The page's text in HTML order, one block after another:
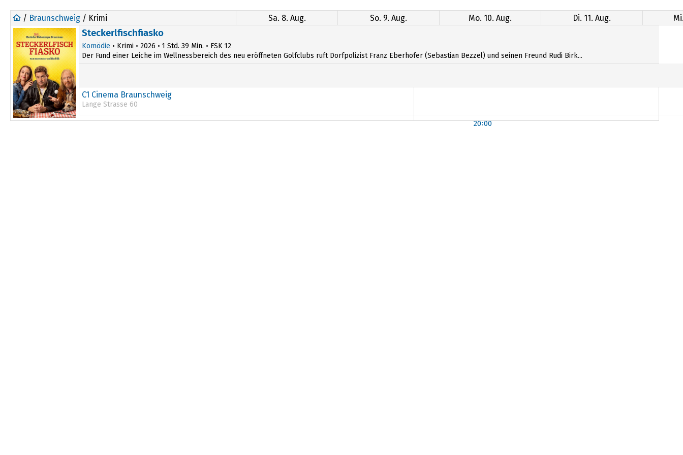
/ Braunschweig / Krimi Sa. 8. Aug. So. 9. Aug. Mo. 10. Aug. Di. 11. Aug.
Steckerlfischfiasko
Komödie • Krimi • 2026 • 1 Std. 39 Min. • FSK 12
Der Fund einer Leiche im Wellnessbereich des neu eröffneten Golfclubs ruft Dorfpolizist Franz Eberhofer (Sebastian Bezzel) und seinen Freund Rudi Birk...
C1 Cinema Braunschweig
Lange Strasse 60
20:00